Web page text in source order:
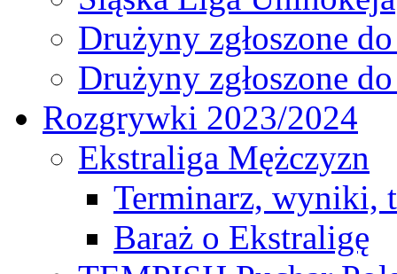
Drużyny zgłoszone
Drużyny zgłoszone
Rozgrywki 2023/2024
Ekstraliga Mężczyzn
Terminarz, wyniki,
Baraż o Ekstraligę